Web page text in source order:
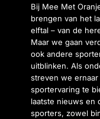
Bij Mee Met
brengen van het
elftal – van de
Maar we gaan
ook andere
uitblinken. Als
streven we
sportervaring te
laatste nieuws en
sporters, zowel